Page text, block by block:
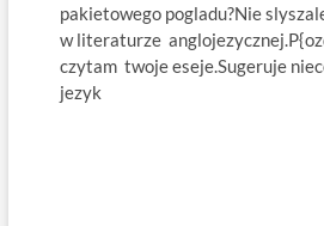
pakietowego pogladu?Nie
w literaturze
czytam twoje eseje.Sugeruje
jezyk